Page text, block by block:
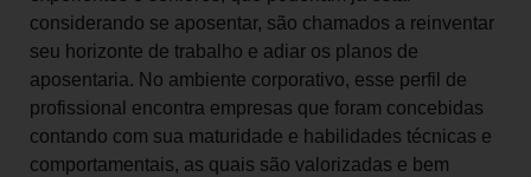
considerando se aposentar, são chamados a reinventar
seu horizonte de trabalho e adiar os planos de
aposentaria. No ambiente corporativo, esse perfil de
profissional encontra empresas que foram concebidas
contando com sua maturidade e habilidades técnicas e
comportamentais, as quais são valorizadas e bem